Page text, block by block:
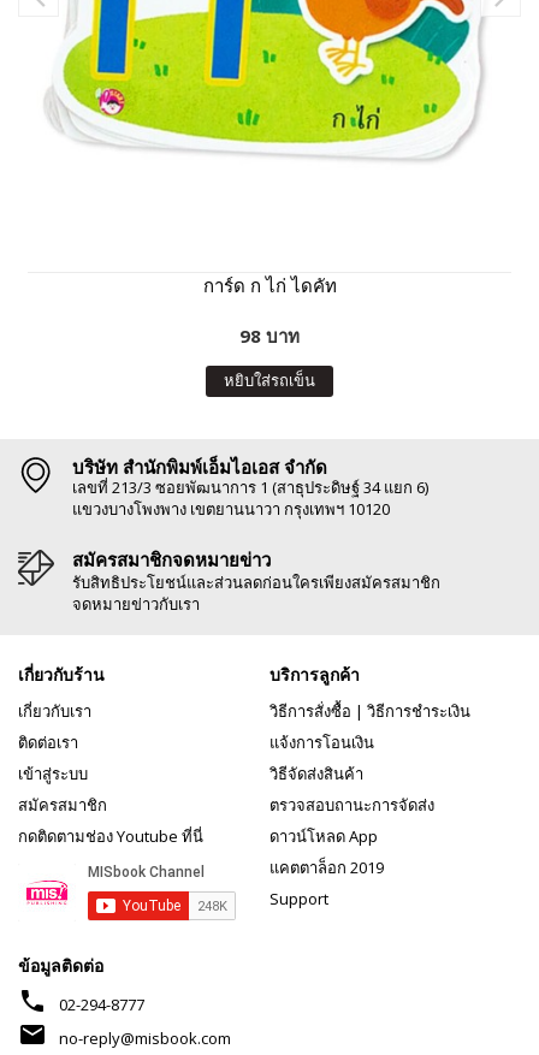
การ์ด ก ไก่ ไดคัท
98 บาท
หยิบใส่รถเข็น
บริษัท สำนักพิมพ์เอ็มไอเอส จำกัด
เลขที่ 213/3 ซอยพัฒนาการ 1 (สาธุประดิษฐ์ 34 แยก 6)
แขวงบางโพงพาง เขตยานนาวา กรุงเทพฯ 10120
สมัครสมาชิกจดหมายข่าว
รับสิทธิประโยชน์และส่วนลดก่อนใครเพียงสมัครสมาชิก
จดหมายข่าวกับเรา
เกี่ยวกับร้าน
เกี่ยวกับเรา
ติดต่อเรา
เข้าสู่ระบบ
สมัครสมาชิก
กดติดตามช่อง Youtube ที่นี่
บริการลูกค้า
วิธีการสั่งซื้อ | วิธีการชำระเงิน
แจ้งการโอนเงิน
วิธีจัดส่งสินค้า
ตรวจสอบถานะการจัดส่ง
ดาวน์โหลด App
แคตตาล็อก 2019
Support
ข้อมูลติดต่อ
phone 02-294-8777
mail no-reply@misbook.com